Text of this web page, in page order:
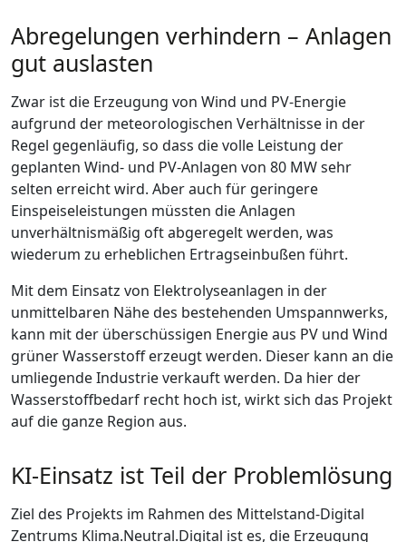
Abregelungen verhindern – Anlagen
gut auslasten
Zwar ist die Erzeugung von Wind und PV-Energie
aufgrund der meteorologischen Verhältnisse in der
Regel gegenläufig, so dass die volle Leistung der
geplanten Wind- und PV-Anlagen von 80 MW sehr
selten erreicht wird. Aber auch für geringere
Einspeiseleistungen müssten die Anlagen
unverhältnismäßig oft abgeregelt werden, was
wiederum zu erheblichen Ertragseinbußen führt.
Mit dem Einsatz von Elektrolyseanlagen in der
unmittelbaren Nähe des bestehenden Umspannwerks,
kann mit der überschüssigen Energie aus PV und Wind
grüner Wasserstoff erzeugt werden. Dieser kann an die
umliegende Industrie verkauft werden. Da hier der
Wasserstoffbedarf recht hoch ist, wirkt sich das Projekt
auf die ganze Region aus.
KI-Einsatz ist Teil der Problemlösung
Ziel des Projekts im Rahmen des Mittelstand-Digital
Zentrums Klima.Neutral.Digital ist es, die Erzeugung